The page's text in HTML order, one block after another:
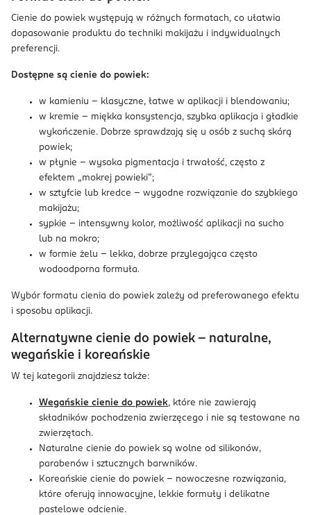
Cienie do powiek występują w różnych formatach, co ułatwia
dopasowanie produktu do techniki makijażu i indywidualnych
preferencji.
Dostępne są cienie do powiek:
w kamieniu – klasyczne, łatwe w aplikacji i blendowaniu;
w kremie – miękka konsystencja, szybka aplikacja i gładkie
wykończenie. Dobrze sprawdzają się u osób z suchą skórą
powiek;
w płynie – wysoka pigmentacja i trwałość, często z
efektem „mokrej powieki”;
w sztyfcie lub kredce – wygodne rozwiązanie do szybkiego
makijażu;
sypkie – intensywny kolor, możliwość aplikacji na sucho
lub na mokro;
w formie żelu – lekka, dobrze przylegająca często
wodoodporna formuła.
Wybór formatu cienia do powiek zależy od preferowanego efektu
i sposobu aplikacji.
Alternatywne cienie do powiek – naturalne,
wegańskie i koreańskie
W tej kategorii znajdziesz także:
Wegańskie cienie do powiek, które nie zawierają
składników pochodzenia zwierzęcego i nie są testowane na
zwierzętach.
Naturalne cienie do powiek są wolne od silikonów,
parabenów i sztucznych barwników.
Koreańskie cienie do powiek – nowoczesne rozwiązania,
które oferują innowacyjne, lekkie formuły i delikatne
pastelowe odcienie.